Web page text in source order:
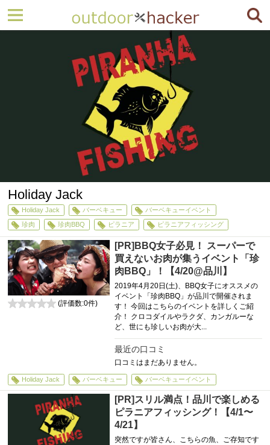
Holiday Jack
Holiday Jack バーベキュー
バーベキューイベント
珍肉
珍肉BBQ ピラニア ピラニアフィッシング
[PR]BBQ女子必見！ スーパーで
買えないお肉が集うイベント「珍
肉BBQ」！【4/20@品川】
2019年4月20日(土)、BBQ女子にオススメの
イベント「珍肉BBQ」が品川で開催されま
す！ 今回はこちらのイベントを詳しくご紹
介！ クロコダイルやラクダ、カンガルーな
ど、世にも珍しいお肉が大...
最近の口コミ
口コミはまだありません。
(評価数:0件)
Holiday Jack バーベキュー バーベキューイベント
[PR]スリル満点！品川で楽しめる
ピラニアフィッシング！【4/1〜
4/21】
突然ですが皆さん、こちらの魚、ご存知です